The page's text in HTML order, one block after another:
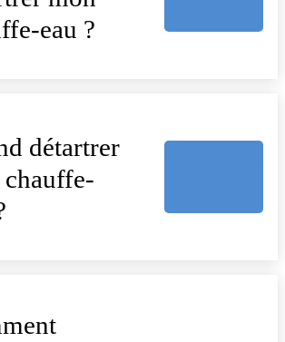
eau ?
détartrer